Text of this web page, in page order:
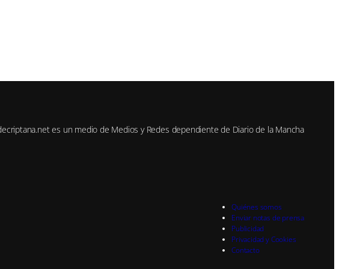
es un medio de Medios y Redes dependiente de Diario de la Mancha
Quiénes somos
Enviar notas de prensa
Publicidad
Privacidad y Cookies
Contacto